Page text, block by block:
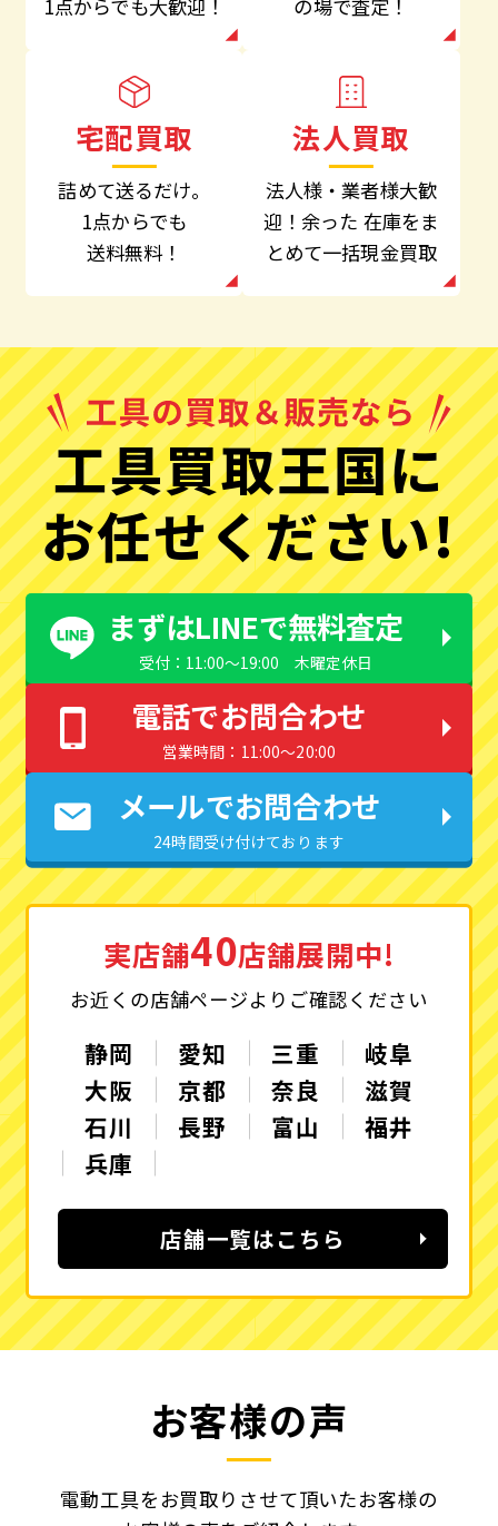
1点からでも大歓迎！
の場で査定！
宅配買取
詰めて送るだけ。
1点からでも
送料無料！
法人買取
法人様・業者様大歓
迎！余った 在庫をま
とめて一括現金買取
工具買取王国に
お任せください!
まずはLINEで無料査定
受付：11:00〜19:00 木曜定休日
電話でお問合わせ
営業時間：11:00〜20:00
メールでお問合わせ
24時間受け付けております
実店舗40店舗展開中!
お近くの店舗ページよりご確認ください
静岡 愛知 三重
岐阜
大阪
京都 奈良
滋賀
石川
長野 富山
福井
兵庫
店舗一覧はこちら
お客様の声
電動工具をお買取りさせて頂いたお客様の